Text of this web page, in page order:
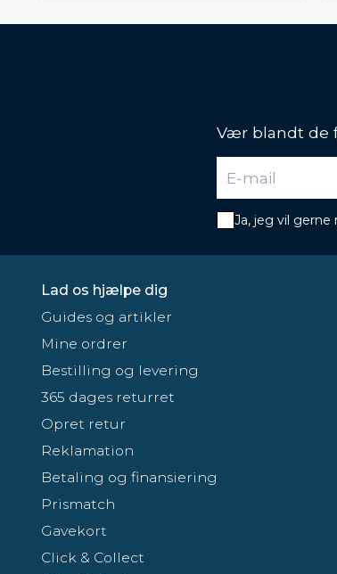
Vær blandt de
Ja, jeg vil
Lad os hjælpe dig
Guides og artikler
Mine ordrer
Bestilling og levering
365 dages returret
Opret retur
Reklamation
Betaling og finansiering
Prismatch
Gavekort
Click & Collect